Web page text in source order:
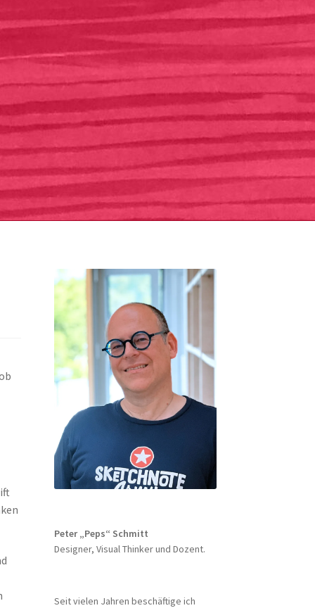
Peter „Peps“ Schmitt
Designer, Visual Thinker und Dozent.
Seit vielen Jahren beschäftige ich